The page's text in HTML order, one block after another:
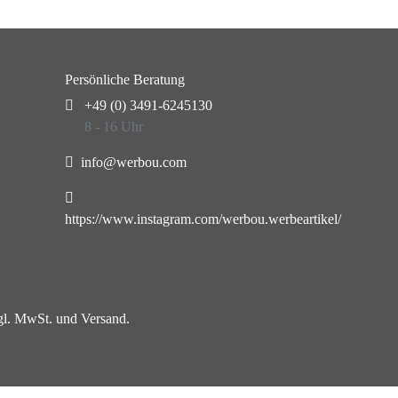
Persönliche Beratung
+49 (0) 3491-6245130
8 - 16 Uhr
info@werbou.com
https://www.instagram.com/werbou.werbeartikel/
MwSt. und Versand.